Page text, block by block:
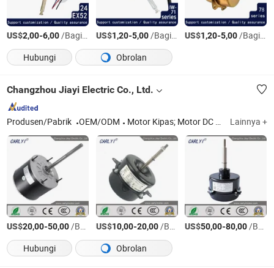
US$2,00-6,00/Bagian US$1,20-5,00/Bagian US$1,20-5,00/Bagian
Hubungi
Obrolan
Changzhou Jiayi Electric Co., Ltd.
Produsen/Pabrik OEM/ODM Motor Kipas; Motor DC Tanpa Sikat Lainnya +
US$20,00-50,00/Bagian US$10,00-20,00/Bagian US$50,00-80,00/Bagian
Hubungi
Obrolan